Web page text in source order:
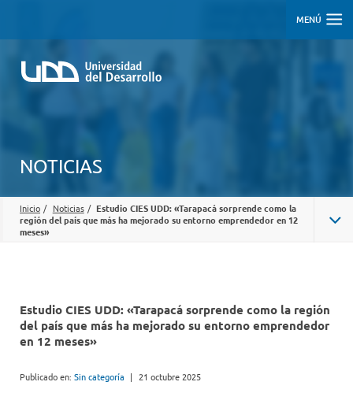
MENÚ
NOTICIAS
Inicio / Noticias / Estudio CIES UDD: «Tarapacá sorprende como la
región del país que más ha mejorado su entorno emprendedor en 12
meses»
Estudio CIES UDD: «Tarapacá sorprende como la región
del país que más ha mejorado su entorno emprendedor
en 12 meses»
Publicado en: Sin categoría | 21 octubre 2025